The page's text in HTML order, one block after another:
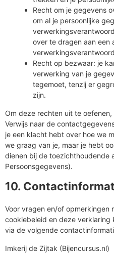
Recht om je gegevens
om al je persoonlijke
over te dragen aan een
Recht op bezwaar: je
verwerking van je
tegemoet, tenzij er
zijn.
Om deze rechten uit te
Verwijs naar de
je een klacht hebt over hoe we
we graag van je, maar je hebt
dienen bij de toezichthoudende
Persoonsgegevens).
10.
Voor vragen en/of opmerkingen
cookiebeleid en deze verklaring
via de volgende
Imkerij de Zijtak (Bijencursus.nl)